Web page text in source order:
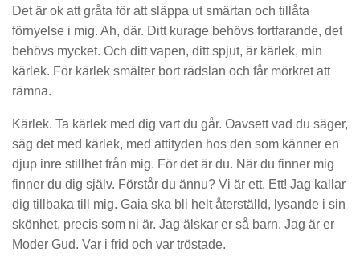
Det är ok att gråta för att släppa ut smärtan och tillåta
förnyelse i mig. Ah, där. Ditt kurage behövs fortfarande, det
behövs mycket. Och ditt vapen, ditt spjut, är kärlek, min
kärlek. För kärlek smälter bort rädslan och får mörkret att
rämna.
Kärlek. Ta kärlek med dig vart du går. Oavsett vad du säger,
säg det med kärlek, med attityden hos den som känner en
djup inre stillhet från mig. För det är du. När du finner mig
finner du dig själv. Förstår du ännu? Vi är ett. Ett! Jag kallar
dig tillbaka till mig. Gaia ska bli helt återställd, lysande i sin
skönhet, precis som ni är. Jag älskar er så barn. Jag är er
Moder Gud. Var i frid och var tröstade.